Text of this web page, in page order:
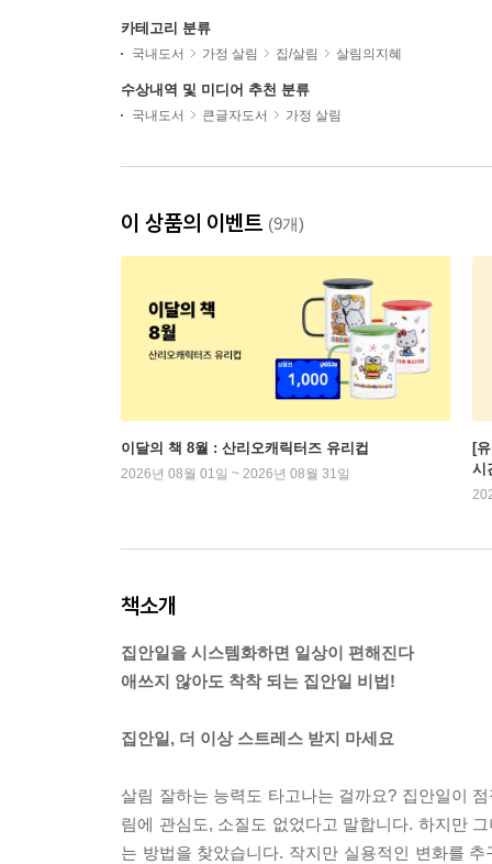
카테고리 분류
국내도서 가정 살림 집/살림 살림의지혜
수상내역 및 미디어 추천 분류
국내도서 큰글자도서 가정 살림
이 상품의 이벤트 (9개)
이달의 책 8월 : 산리오캐릭터즈 유리컵
2026년 08월 01일 ~ 2026년 08월 31일
[
시
책소개
집안일을 시스템화하면 일상이 편해진다
애쓰지 않아도 착착 되는 집안일 비법!
집안일, 더 이상 스트레스 받지 마세요
살림 잘하는 능력도 타고나는 걸까요? 집안일이
림에 관심도, 소질도 없었다고 말합니다. 하지만
는 방법을 찾았습니다. 작지만 실용적인 변화를